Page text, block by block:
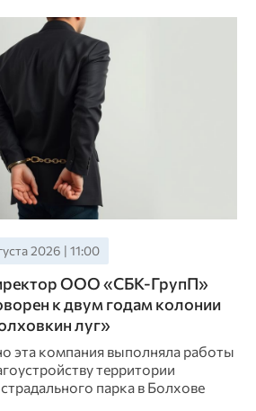
2026 | 11:00
ООО «СБК-ГрупП»
к двум годам колонии
луг»
эта компания выполняла работы
территории
парка в Болхове